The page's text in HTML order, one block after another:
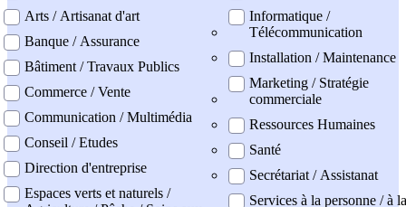
Arts / Artisanat d'art
Banque / Assurance
Bâtiment / Travaux Publics
Commerce / Vente
Communication / Multimédia
Conseil / Etudes
Direction d'entreprise
Espaces verts et naturels /
Informatique /
Télécommunication
Installation / Maintenance
Marketing / Stratégie
commerciale
Ressources Humaines
Santé
Secrétariat / Assistanat
Services à la personne / à la